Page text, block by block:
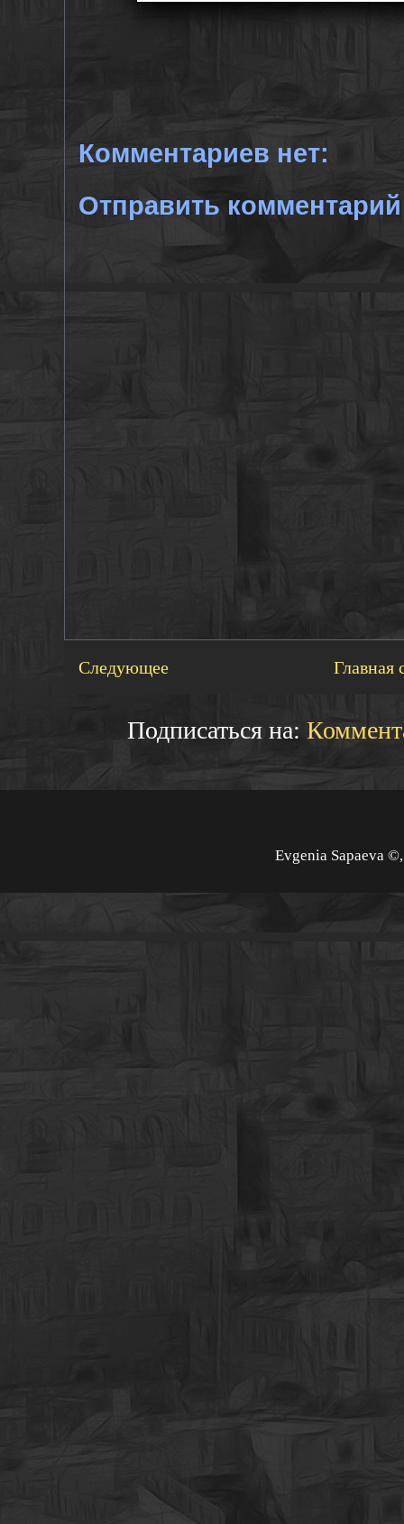
Комментариев нет:
Отправить комментарий
Следующее Главная
Подписаться на:
Evgenia Sapaeva